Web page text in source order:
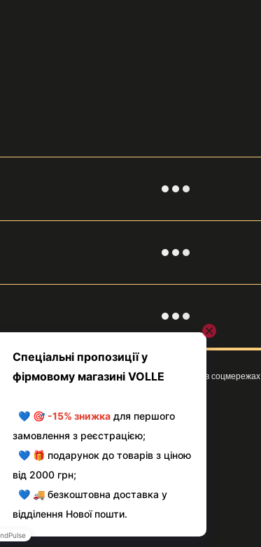
Клієнтам
Про магазин VOLLE
Умови використання сайту
Сервіс і повернення товару
Блог
Контактна інформація
Ми в соцмережах